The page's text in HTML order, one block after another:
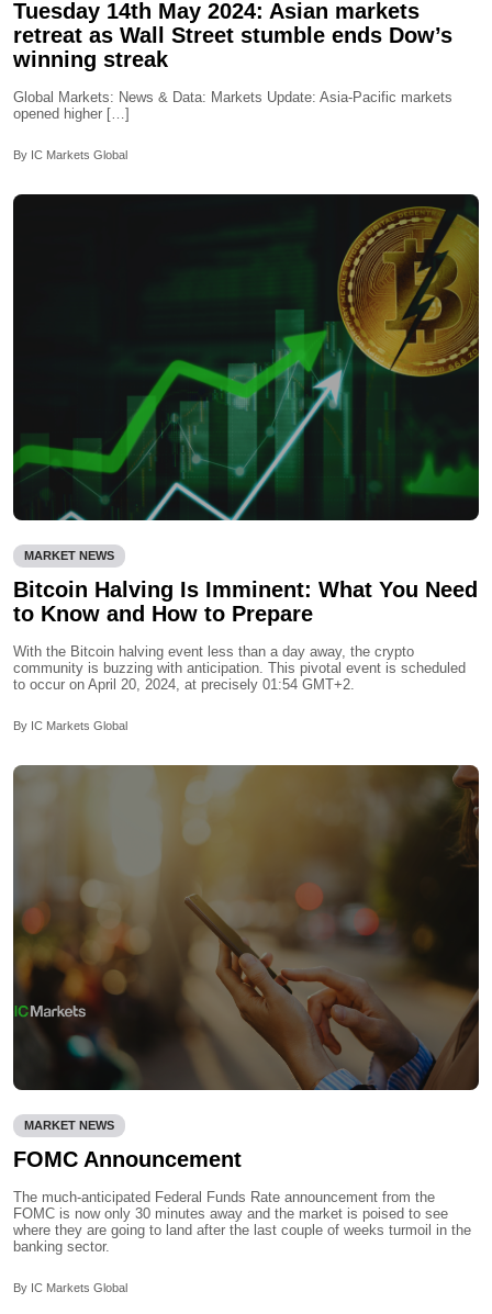
Tuesday 14th May 2024: Asian markets
retreat as Wall Street stumble ends Dow’s
winning streak
Global Markets: News & Data: Markets Update: Asia-Pacific markets
opened higher […]
By IC Markets Global
MARKET NEWS
Bitcoin Halving Is Imminent: What You Need
to Know and How to Prepare
With the Bitcoin halving event less than a day away, the crypto
community is buzzing with anticipation. This pivotal event is scheduled
to occur on April 20, 2024, at precisely 01:54 GMT+2.
By IC Markets Global
MARKET NEWS
FOMC Announcement
The much-anticipated Federal Funds Rate announcement from the
FOMC is now only 30 minutes away and the market is poised to see
where they are going to land after the last couple of weeks turmoil in the
banking sector.
By IC Markets Global